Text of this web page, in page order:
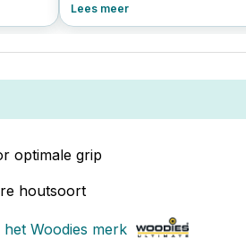
roestvrijstalen of verzinkte
projectbehoeften.
Lees meer
optimale grip
houtsoort
het Woodies merk